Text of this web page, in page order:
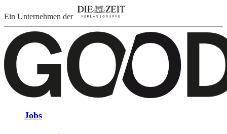
Ein Unternehmen der
Jobs